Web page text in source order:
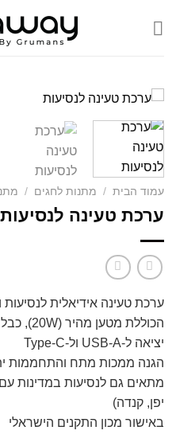
עמוד הבית / מתנות לחגים /
ערכת טעינה לנסיעות
ערכת טעינה אידיאלית לנסיעות
הכוללת מטען מהיר (20W), כבל (5in1) ונרתיק נשיאה
יציאה ל-USB-A ול-Type-C
הגנה ממכות מתח והתחממות
יפן, קנדה)
באישור מכון התקנים הישראלי